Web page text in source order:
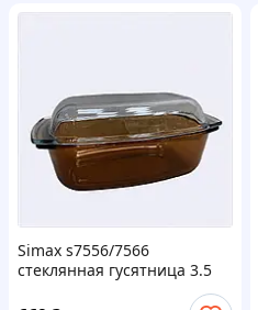
Simax s7556/7566
стеклянная гусятница 3.5